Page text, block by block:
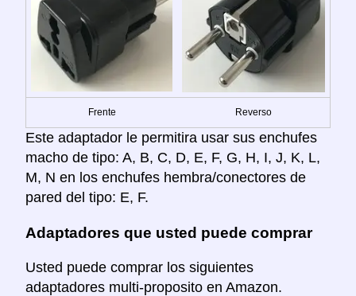
Frente Reverso
Este adaptador le permitira usar sus enchufes
macho de tipo: A, B, C, D, E, F, G, H, I, J, K, L,
M, N en los enchufes hembra/conectores de
pared del tipo: E, F.
Adaptadores que usted puede comprar
Usted puede comprar los siguientes
adaptadores multi-proposito en Amazon.